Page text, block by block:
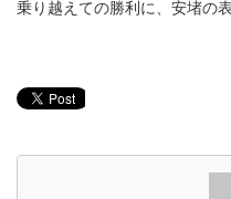
乗り越えての勝利に、安堵の